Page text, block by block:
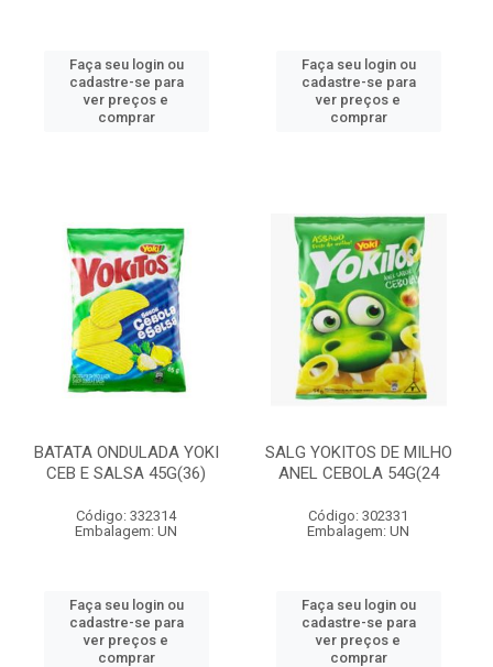
Faça seu login ou
cadastre-se para
ver preços e
comprar
Faça seu login ou
cadastre-se para
ver preços e
comprar
BATATA ONDULADA YOKI
CEB E SALSA 45G(36)
Código: 332314
Embalagem: UN
Faça seu login ou
cadastre-se para
ver preços e
comprar
SALG YOKITOS DE MILHO
ANEL CEBOLA 54G(24
Código: 302331
Embalagem: UN
Faça seu login ou
cadastre-se para
ver preços e
comprar